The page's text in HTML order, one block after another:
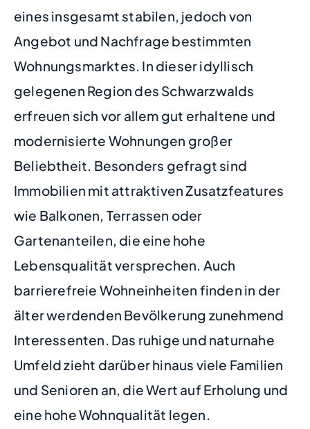
eines insgesamt stabilen, jedoch von
Angebot und Nachfrage bestimmten
Wohnungsmarktes. In dieser idyllisch
gelegenen Region des Schwarzwalds
erfreuen sich vor allem gut erhaltene und
modernisierte Wohnungen großer
Beliebtheit. Besonders gefragt sind
Immobilien mit attraktiven Zusatzfeatures
wie Balkonen, Terrassen oder
Gartenanteilen, die eine hohe
Lebensqualität versprechen. Auch
barrierefreie Wohneinheiten finden in der
älter werdenden Bevölkerung zunehmend
Interessenten. Das ruhige und naturnahe
Umfeld zieht darüber hinaus viele Familien
und Senioren an, die Wert auf Erholung und
eine hohe Wohnqualität legen.